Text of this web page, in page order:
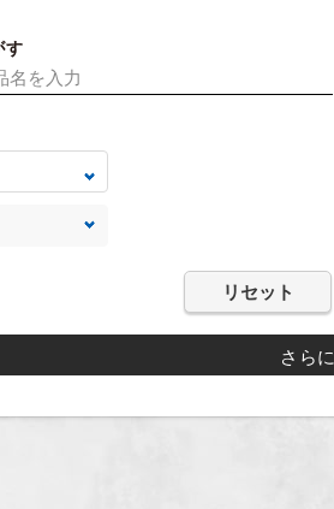
す
リセット
さら